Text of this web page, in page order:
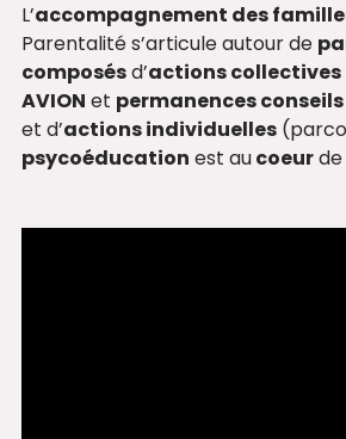
L’accompagnement des
Parentalité s’articule autour de
composésd’actions collectives
AVION et permanences
et d’actions individuelles
psycoéducation est aucoeurde